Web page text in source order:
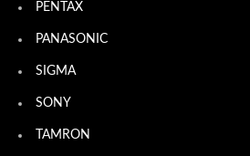
PENTAX
PANASONIC
SIGMA
SONY
TAMRON